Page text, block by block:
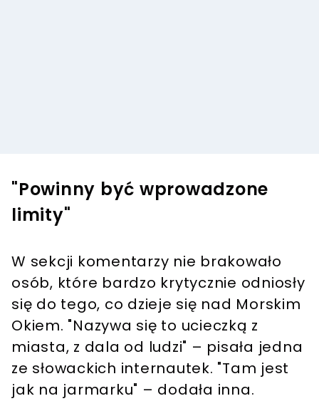
"Powinny być wprowadzone
limity"
W sekcji komentarzy nie brakowało
osób, które bardzo krytycznie odniosły
się do tego, co dzieje się nad Morskim
Okiem. "Nazywa się to ucieczką z
miasta, z dala od ludzi" – pisała jedna
ze słowackich internautek. "Tam jest
jak na jarmarku" – dodała inna.